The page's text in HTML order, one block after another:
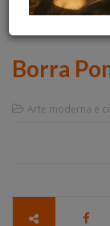
Borra
Arte moderna e